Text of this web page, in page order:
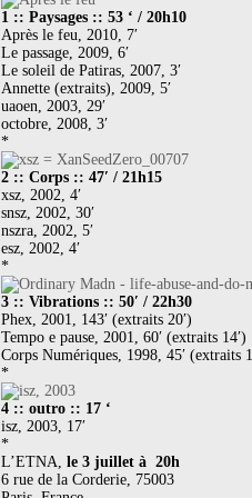
1 :: Paysages :: 53 ‘ / 20h10
Après le feu, 2010, 7′
Le passage, 2009, 6′
Le soleil de Patiras, 2007, 3′
Annette (extraits), 2009, 5′
uaoen, 2003, 29′
octobre, 2008, 3′
*
2 :: Corps :: 47′ / 21h15
xsz, 2002, 4′
snsz, 2002, 30′
nszra, 2002, 5′
esz, 2002, 4′
*
3 :: Vibrations :: 50′ / 22h30
Phex, 2001, 143′ (extraits 20′)
Tempo e pause, 2001, 60′ (extraits 14′)
Corps Numériques, 1998, 45′ (extraits
*
4 :: outro :: 17 ‘
isz, 2003, 17′
*
L’ETNA, le 3 juillet à 20h
6 rue de la Corderie, 75003